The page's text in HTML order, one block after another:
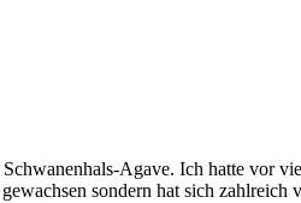
Agave. Ich hatte vor
sondern hat sich zahlreich